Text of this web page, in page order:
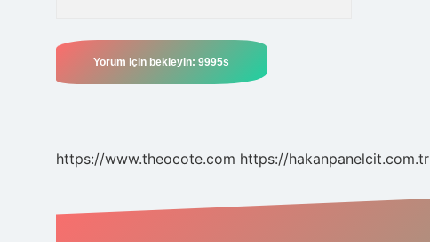
https://www.theocote.com https://hakanpanelcit.com.tr